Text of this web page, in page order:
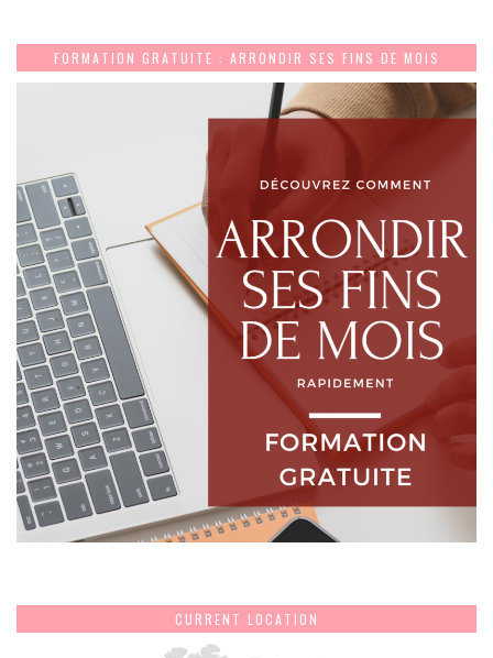
FORMATION GRATUITE : ARRONDIR SES FINS DE MOIS
CURRENT LOCATION